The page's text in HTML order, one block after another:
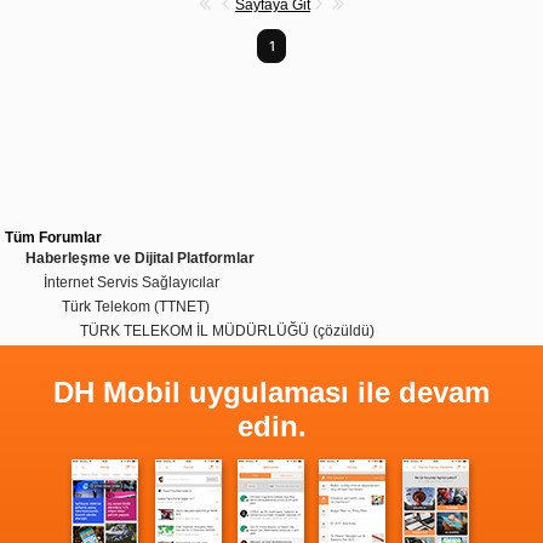
Sayfaya Git
1
Tüm Forumlar
Haberleşme ve Dijital Platformlar
İnternet Servis Sağlayıcılar
Türk Telekom (TTNET)
TÜRK TELEKOM İL MÜDÜRLÜĞÜ (çözüldü)
DH Mobil uygulaması ile devam
edin.